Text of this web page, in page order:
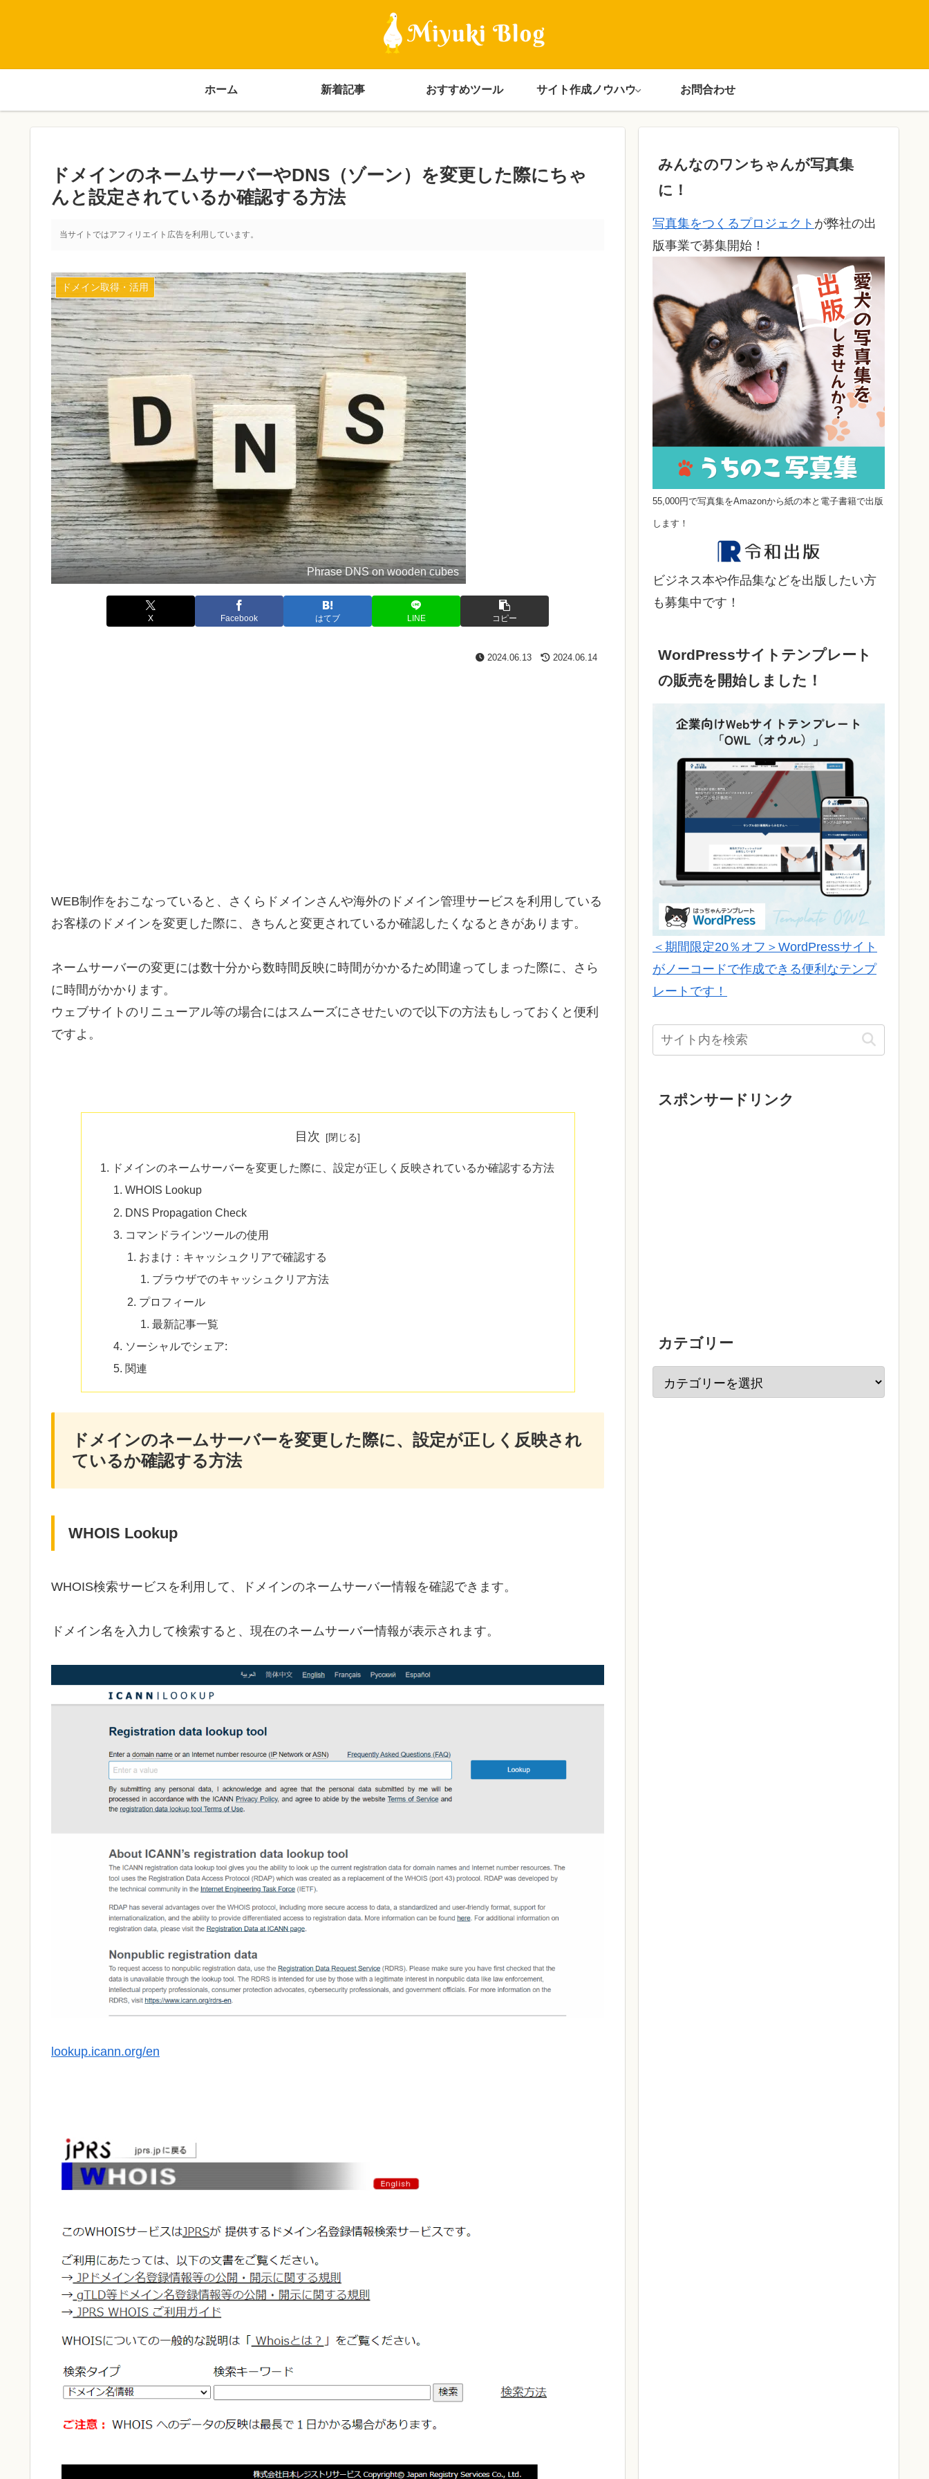
ホーム 新着記事 おすすめツール サイト作成ノウハウ お問合わせ
ドメインのネームサーバーやDNS（ゾーン）を変更した際にちゃ
んと設定されているか確認する方法
当サイトではアフィリエイト広告を利用しています。
ドメイン取得・活用
Phrase DNS on wooden cubes
X Facebook はてブ LINE コピー
2024.06.13 2024.06.14
WEB制作をおこなっていると、さくらドメインさんや海外のドメイン管理サービスを利用している
お客様のドメインを変更した際に、きちんと変更されているか確認したくなるときがあります。
ネームサーバーの変更には数十分から数時間反映に時間がかかるため間違ってしまった際に、さら
に時間がかかります。
ウェブサイトのリニューアル等の場合にはスムーズにさせたいので以下の方法もしっておくと便利
ですよ。
目次
ドメインのネームサーバーを変更した際に、設定が正しく反映されているか確認する方法
WHOIS Lookup
DNS Propagation Check
コマンドラインツールの使用
おまけ：キャッシュクリアで確認する
ブラウザでのキャッシュクリア方法
プロフィール
最新記事一覧
ソーシャルでシェア:
関連
ドメインのネームサーバーを変更した際に、設定が正しく反映され
ているか確認する方法
WHOIS Lookup
WHOIS検索サービスを利用して、ドメインのネームサーバー情報を確認できます。
ドメイン名を入力して検索すると、現在のネームサーバー情報が表示されます。
lookup.icann.org/en
みんなのワンちゃんが写真集
に！
写真集をつくるプロジェクト が弊社の出
版事業で募集開始！
55,000円で写真集をAmazonから紙の本と電子書籍で出版
します！
ビジネス本や作品集などを出版したい方
も募集中です！
WordPressサイトテンプレート
の販売を開始しました！
＜期間限定20％オフ＞WordPressサイト
がノーコードで作成できる便利なテンプ
レートです！
スポンサードリンク
カテゴリー